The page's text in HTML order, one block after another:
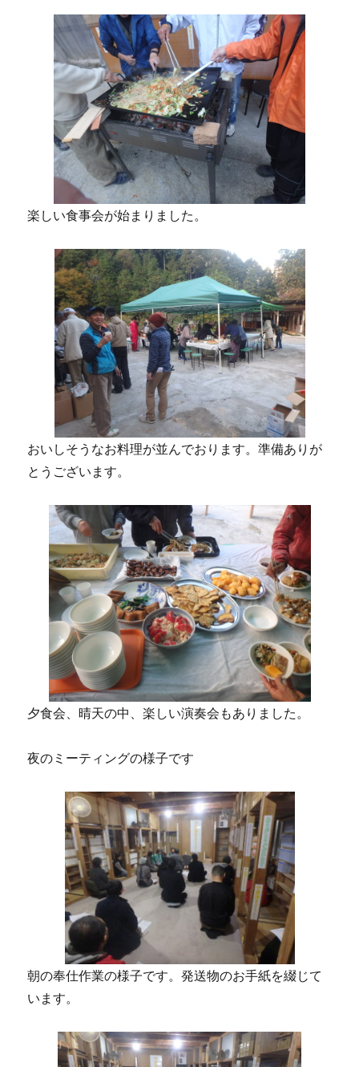
楽しい食事会が始まりました。
おいしそうなお料理が並んでおります。準備ありが
とうございます。
夕食会、晴天の中、楽しい演奏会もありました。
夜のミーティングの様子です
朝の奉仕作業の様子です。発送物のお手紙を綴じて
います。